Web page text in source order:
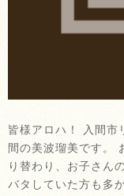
皆様アロハ！ 入間市
間の美波瑠美です。
り替わり、お子さん
バタしていた方も多